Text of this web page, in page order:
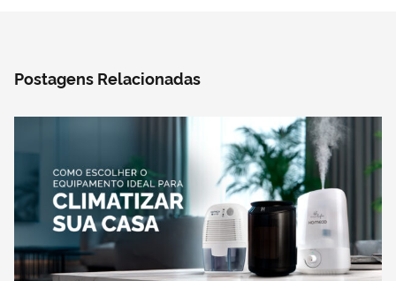
Postagens Relacionadas